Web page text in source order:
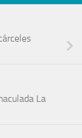
La